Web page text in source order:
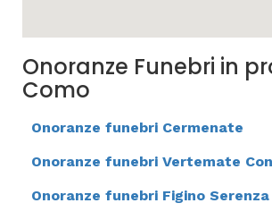
Onoranze Funebri in
Como
Onoranze funebri Cermenate
Onoranze funebri Vertemate
Onoranze funebri Figino Serenza